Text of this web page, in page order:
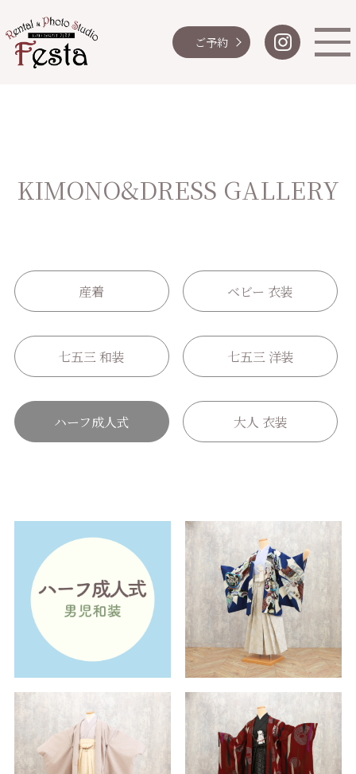
ご予約
KIMONO&DRESS GALLERY
産着 ベビー 衣装
七五三 和装 七五三 洋装
ハーフ成人式 大人 衣装